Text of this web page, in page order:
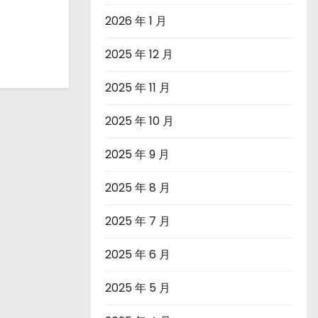
2026 年 1 月
2025 年 12 月
2025 年 11 月
2025 年 10 月
2025 年 9 月
2025 年 8 月
2025 年 7 月
2025 年 6 月
2025 年 5 月